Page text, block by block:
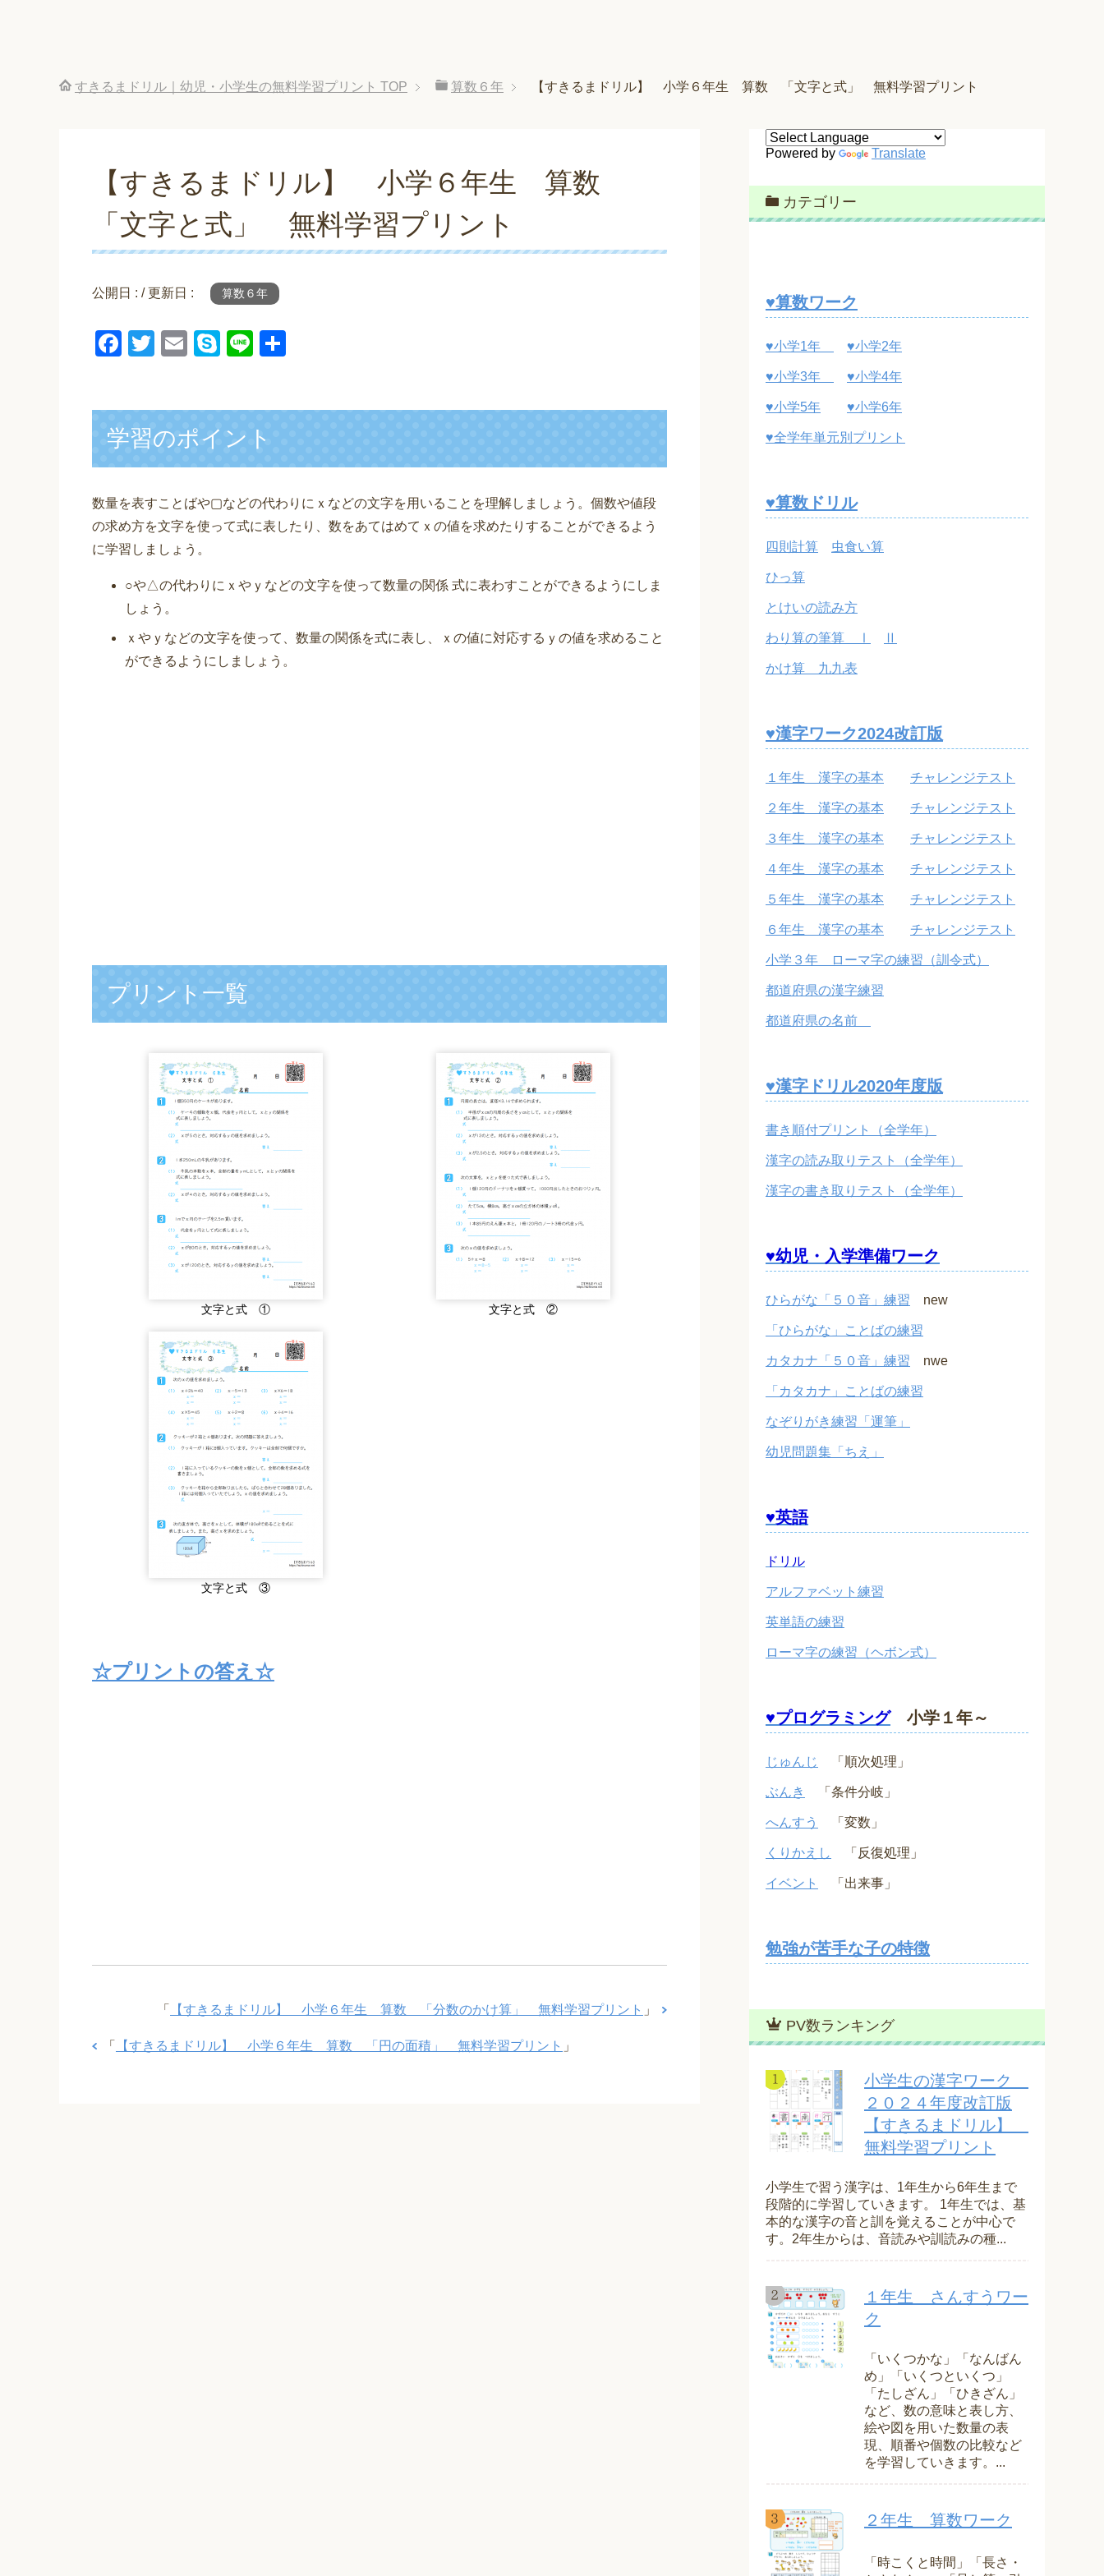
すきるまドリル｜幼児・小学生の無料学習プリント TOP 算数６年 【すきるまドリル】 小学６年生 算数 「文字と式」 無料学習プリント
【すきるまドリル】 小学６年生 算数
「文字と式」 無料学習プリント
公開日 : / 更新日 : 算数６年
F
e
b
o
o
k
T
E
S
e
Li
学習のポイント
数量を表すことばや▢などの代わりにｘなどの文字を用いることを理解しましょう。個数や値段
の求め方を文字を使って式に表したり、数をあてはめてｘの値を求めたりすることができるよう
に学習しましょう。
○や△の代わりにｘやｙなどの文字を使って数量の関係 式に表わすことができるようにしま
しょう。
ｘやｙなどの文字を使って、数量の関係を式に表し、ｘの値に対応するｙの値を求めること
ができるようにしましょう。
プリント一覧
文字と式 ① 文字と式 ②
文字と式 ③
☆プリントの答え☆
「 【すきるまドリル】 小学６年生 算数 「分数のかけ算」 無料学習プリント 」
「 【すきるまドリル】 小学６年生 算数 「円の面積」 無料学習プリント 」
Powered by Translate
カテゴリー
♥算数ワーク
♥小学1年 ♥小学2年
♥小学3年 ♥小学4年
♥小学5年 ♥小学6年
♥全学年単元別プリント
♥算数ドリル
四則計算 虫食い算
ひっ算
とけいの読み方
わり算の筆算 Ⅰ Ⅱ
かけ算 九九表
♥漢字ワーク2024改訂版
１年生 漢字の基本 チャレンジテスト
２年生 漢字の基本 チャレンジテスト
３年生 漢字の基本 チャレンジテスト
４年生 漢字の基本 チャレンジテスト
５年生 漢字の基本 チャレンジテスト
６年生 漢字の基本 チャレンジテスト
小学３年 ローマ字の練習（訓令式）
都道府県の漢字練習
都道府県の名前
♥漢字ドリル2020年度版
書き順付プリント（全学年）
漢字の読み取りテスト（全学年）
漢字の書き取りテスト（全学年）
♥幼児・入学準備ワーク
ひらがな「５０音」練習 new
「ひらがな」ことばの練習
カタカナ「５０音」練習 nwe
「カタカナ」ことばの練習
なぞりがき練習「運筆」
幼児問題集「ちえ」
♥英語
ドリル
アルファベット練習
英単語の練習
ローマ字の練習（ヘボン式）
♥プログラミング小学１年～
じゅんじ 「順次処理」
ぶんき 「条件分岐」
へんすう 「変数」
くりかえし 「反復処理」
イベント 「出来事」
勉強が苦手な子の特徴
PV数ランキング
小学生の漢字ワーク
２０２４年度改訂版
【すきるまドリル】
無料学習プリント
小学生で習う漢字は、1年生から6年生まで
段階的に学習していきます。 1年生では、基
本的な漢字の音と訓を覚えることが中心で
す。2年生からは、音読みや訓読みの種...
１年生 さんすうワー
ク
「いくつかな」「なんばん
め」「いくつといくつ」
「たしざん」「ひきざん」
など、数の意味と表し方、
絵や図を用いた数量の表
現、順番や個数の比較など
を学習していきます。...
２年生 算数ワーク
「時こくと時間」「長さ・